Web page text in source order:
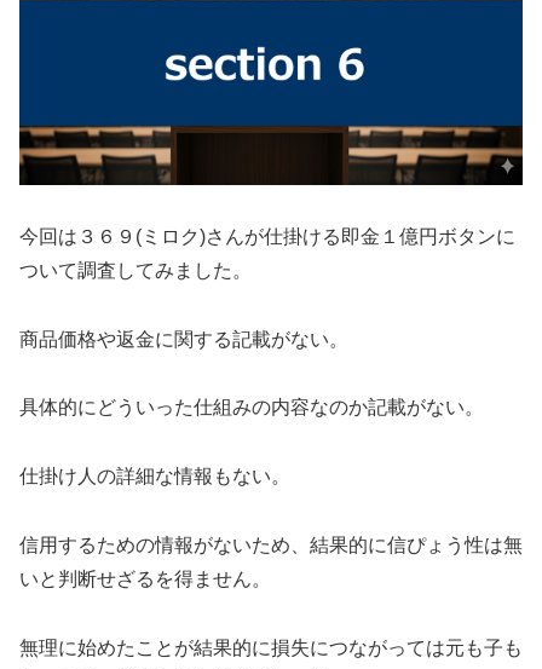
今回は ３６９(ミロク)さんが仕掛ける 即金１億円ボタンに
ついて調査してみました。
商品価格や返金に関する記載がない。
具体的にどういった仕組みの内容なのか記載がない。
仕掛け人の詳細な情報もない。
信用するための情報がないため、結果的に信ぴょう性は無
いと判断せざるを得ません。
無理に始めたことが結果的に損失につながっては元も子も